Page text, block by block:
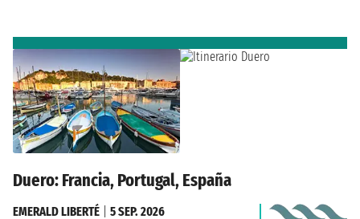
Duero: Francia, Portugal, España
EMERALD LIBERTÉ
5 SEP. 2026